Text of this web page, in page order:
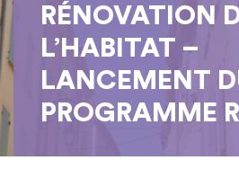
RÉNOVATION
L’HABITAT –
LANCEMENT
PROGRAMME